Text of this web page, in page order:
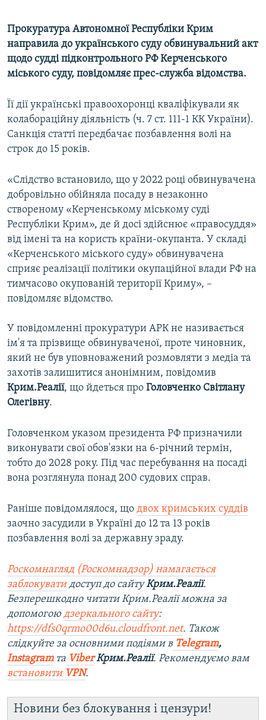
Прокуратура Автономної Республіки Крим
направила до українського суду обвинувальний акт
щодо судді підконтрольного РФ Керченського
міського суду, повідомляє прес-служба відомства.
Її дії українські правоохоронці кваліфікували як
колабораційну діяльність (ч. 7 ст. 111-1 КК України).
Санкція статті передбачає позбавлення волі на
строк до 15 років.
«Слідство встановило, що у 2022 році обвинувачена
добровільно обійняла посаду в незаконно
створеному «Керченському міському суді
Республіки Крим», де й досі здійснює «правосуддя»
від імені та на користь країни-окупанта. У складі
«Керченського міського суду» обвинувачена
сприяє реалізації політики окупаційної влади РФ на
тимчасово окупованій території Криму», –
повідомляє відомство.
У повідомленні прокуратури АРК не називається
ім'я та прізвище обвинуваченої, проте чиновник,
який не був уповноважений розмовляти з медіа та
захотів залишитися анонімним, повідомив
Крим.Реалії, що йдеться про Головченко Світлану
Олегівну.
Головченком указом президента РФ призначили
виконувати свої обов'язки на 6-річний термін,
тобто до 2028 року. Під час перебування на посаді
вона розглянула понад 200 судових справ.
Раніше повідомлялося, що двох кримських суддів
заочно засудили в Україні до 12 та 13 років
позбавлення волі за державну зраду.
Роскомнагляд (Роскомнадзор) намагається
заблокуватидоступ до сайтуКрим.Реалії.
Безперешкодно читати Крим.Реалії можна за
допомогою дзеркального сайту:
https://dfs0qrmo00d6u.cloudfront.net. Також
слідкуйте за основними подіями в Telegram,
Instagramта ViberКрим.Реалії. Рекомендуємо вам
встановити VPN.
Новини без блокування і цензури!